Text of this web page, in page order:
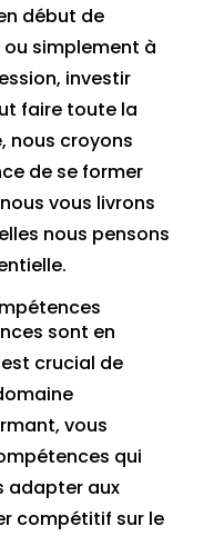
début de
simplement à
investir
faire toute la
, nous croyons
de se former
vous livrons
nous pensons
sont en
crucial de
vous
qui
adapter aux
compétitif sur le